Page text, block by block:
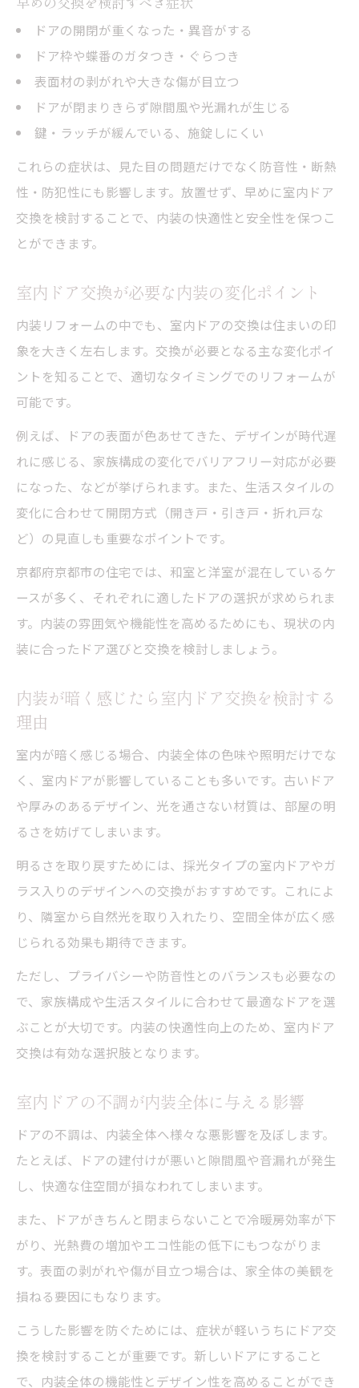
ドアの開閉が重くなった・異音がする
ドア枠や蝶番のガタつき・ぐらつき
表面材の剥がれや大きな傷が目立つ
ドアが閉まりきらず隙間風や光漏れが生じる
鍵・ラッチが緩んでいる、施錠しにくい
これらの症状は、見た目の問題だけでなく防音性・断熱
性・防犯性にも影響します。放置せず、早めに室内ドア
交換を検討することで、内装の快適性と安全性を保つこ
とができます。
室内ドア交換が必要な内装の変化ポイント
内装リフォームの中でも、室内ドアの交換は住まいの印
象を大きく左右します。交換が必要となる主な変化ポイ
ントを知ることで、適切なタイミングでのリフォームが
可能です。
例えば、ドアの表面が色あせてきた、デザインが時代遅
れに感じる、家族構成の変化でバリアフリー対応が必要
になった、などが挙げられます。また、生活スタイルの
変化に合わせて開閉方式（開き戸・引き戸・折れ戸な
ど）の見直しも重要なポイントです。
京都府京都市の住宅では、和室と洋室が混在しているケ
ースが多く、それぞれに適したドアの選択が求められま
す。内装の雰囲気や機能性を高めるためにも、現状の内
装に合ったドア選びと交換を検討しましょう。
内装が暗く感じたら室内ドア交換を検討する
理由
室内が暗く感じる場合、内装全体の色味や照明だけでな
く、室内ドアが影響していることも多いです。古いドア
や厚みのあるデザイン、光を通さない材質は、部屋の明
るさを妨げてしまいます。
明るさを取り戻すためには、採光タイプの室内ドアやガ
ラス入りのデザインへの交換がおすすめです。これによ
り、隣室から自然光を取り入れたり、空間全体が広く感
じられる効果も期待できます。
ただし、プライバシーや防音性とのバランスも必要なの
で、家族構成や生活スタイルに合わせて最適なドアを選
ぶことが大切です。内装の快適性向上のため、室内ドア
交換は有効な選択肢となります。
室内ドアの不調が内装全体に与える影響
ドアの不調は、内装全体へ様々な悪影響を及ぼします。
たとえば、ドアの建付けが悪いと隙間風や音漏れが発生
し、快適な住空間が損なわれてしまいます。
また、ドアがきちんと閉まらないことで冷暖房効率が下
がり、光熱費の増加やエコ性能の低下にもつながりま
す。表面の剥がれや傷が目立つ場合は、家全体の美観を
損ねる要因にもなります。
こうした影響を防ぐためには、症状が軽いうちにドア交
換を検討することが重要です。新しいドアにすること
で、内装全体の機能性とデザイン性を高めることができ